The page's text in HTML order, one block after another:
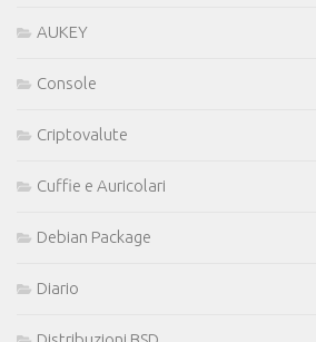
AUKEY
Console
Criptovalute
Cuffie e Auricolari
Debian Package
Diario